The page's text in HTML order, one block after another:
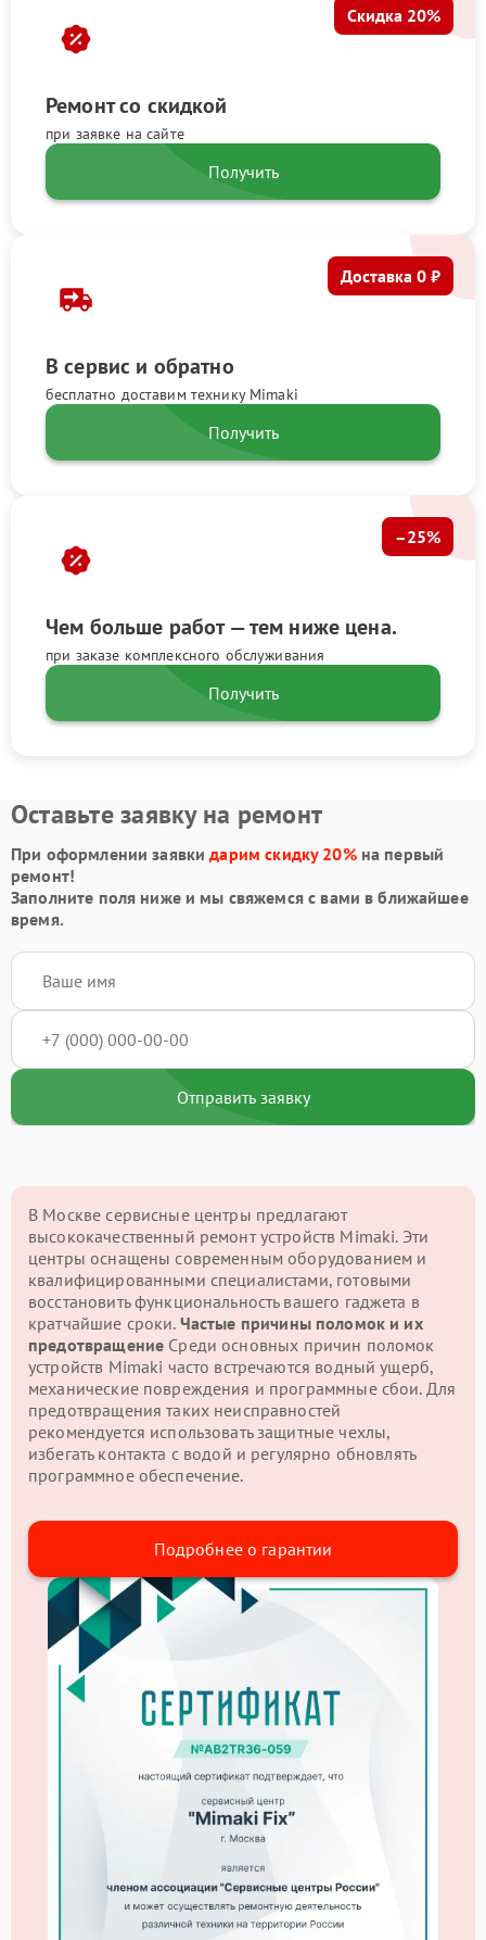
Ремонт со скидкой
при заявке на сайте
Скидка 20%
Получить
В сервис и обратно
бесплатно доставим технику Mimaki
Доставка 0 ₽
Получить
Чем больше работ — тем ниже цена.
при заказе комплексного обслуживания
–25%
Получить
Оставьте заявку на ремонт
При оформлении заявкидарим скидку 20%на первый
ремонт!
Заполните поля ниже и мы свяжемся с вами в ближайшее
время.
Отправить заявку
В Москве сервисные центры предлагают
высококачественный ремонт устройств Mimaki. Эти
центры оснащены современным оборудованием и
квалифицированными специалистами, готовыми
восстановить функциональность вашего гаджета в
кратчайшие сроки. Частые причины поломок и их
предотвращение Среди основных причин поломок
устройств Mimaki часто встречаются водный ущерб,
механические повреждения и программные сбои. Для
предотвращения таких неисправностей
рекомендуется использовать защитные чехлы,
избегать контакта с водой и регулярно обновлять
программное обеспечение.
Подробнее о гарантии